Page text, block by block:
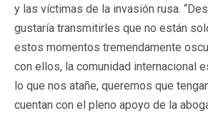
y las víctimas de la invasión rusa.
gustaría transmitirles que no están
estos momentos tremendamente
con ellos, la comunidad internacional
lo que nos atañe, queremos que
cuentan con el pleno apoyo de la